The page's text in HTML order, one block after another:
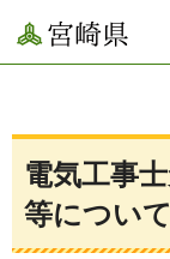
宮崎県
電気工事
等について